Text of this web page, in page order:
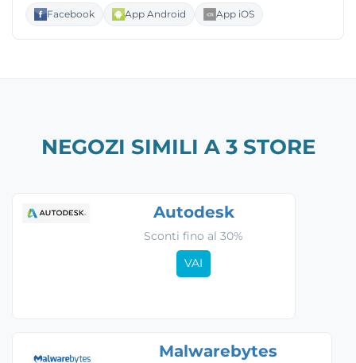
Facebook App Android App iOS
NEGOZI SIMILI A 3 STORE
Autodesk
Sconti fino al 30%
VAI
Malwarebytes